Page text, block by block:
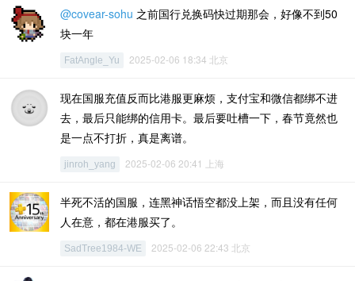
@covear-sohu 之前国行兑换码快过期那会，好像不到50
块一年
FatAngle_Yu 2025-02-06 18:34 北京
现在国服充值反而比港服更麻烦，支付宝和微信都绑不进
去，最后只能绑的信用卡。最后要吐槽一下，春节竟然也
是一点不打折，真是离谱。
jinroh_yang 2025-02-06 20:41 上海
半死不活的国服，连黑神话悟空都没上架，而且没有任何
人在意，都在港服买了。
SadTree1984-WE 2025-02-06 22:43 北京